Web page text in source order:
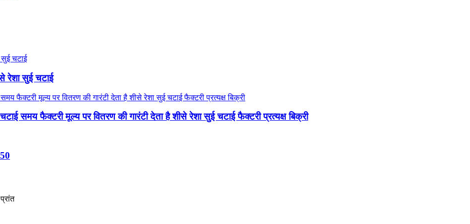
रेशा सुई चटाई
समय फैक्टरी मूल्य पर वितरण की गारंटी देता है शीसे रेशा सुई चटाई फैक्टरी प्रत्यक्ष बिक्री